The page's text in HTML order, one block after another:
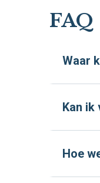
FAQ
Waar
Kan
Hoe